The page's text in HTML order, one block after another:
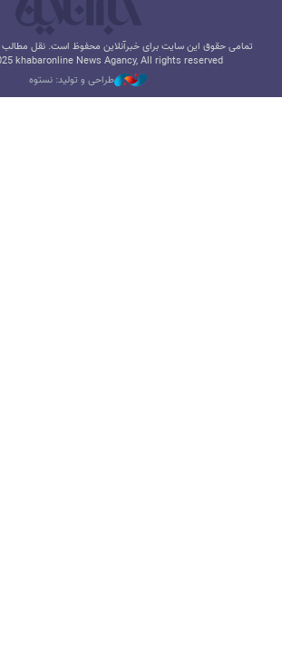
تمامی حقوق این سایت برای خبرآنلاین محفوظ است. نقل مطالب
khabaronline News Agancy, All rights reserved
طراحی و تولید: نستوه